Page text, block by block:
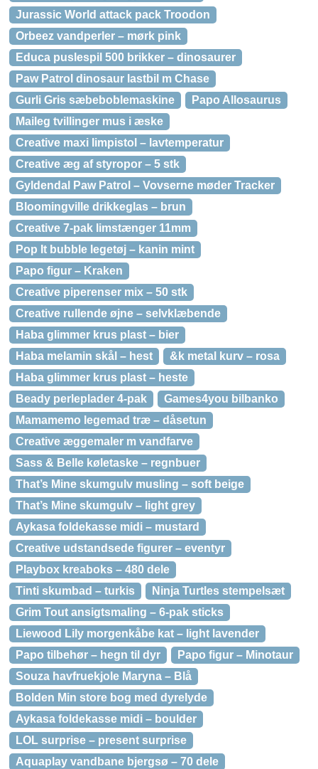
Jurassic World attack pack Troodon
Orbeez vandperler – mørk pink
Educa puslespil 500 brikker – dinosaurer
Paw Patrol dinosaur lastbil m Chase
Gurli Gris sæbeboblemaskine
Papo Allosaurus
Maileg tvillinger mus i æske
Creative maxi limpistol – lavtemperatur
Creative æg af styropor – 5 stk
Gyldendal Paw Patrol – Vovserne møder Tracker
Bloomingville drikkeglas – brun
Creative 7-pak limstænger 11mm
Pop It bubble legetøj – kanin mint
Papo figur – Kraken
Creative piperenser mix – 50 stk
Creative rullende øjne – selvklæbende
Haba glimmer krus plast – bier
Haba melamin skål – hest
&k metal kurv – rosa
Haba glimmer krus plast – heste
Beady perleplader 4-pak
Games4you bilbanko
Mamamemo legemad træ – dåsetun
Creative æggemaler m vandfarve
Sass & Belle køletaske – regnbuer
That’s Mine skumgulv musling – soft beige
That’s Mine skumgulv – light grey
Aykasa foldekasse midi – mustard
Creative udstandsede figurer – eventyr
Playbox kreaboks – 480 dele
Tinti skumbad – turkis
Ninja Turtles stempelsæt
Grim Tout ansigtsmaling – 6-pak sticks
Liewood Lily morgenkåbe kat – light lavender
Papo tilbehør – hegn til dyr
Papo figur – Minotaur
Souza havfruekjole Maryna – Blå
Bolden Min store bog med dyrelyde
Aykasa foldekasse midi – boulder
LOL surprise – present surprise
Aquaplay vandbane bjergsø – 70 dele